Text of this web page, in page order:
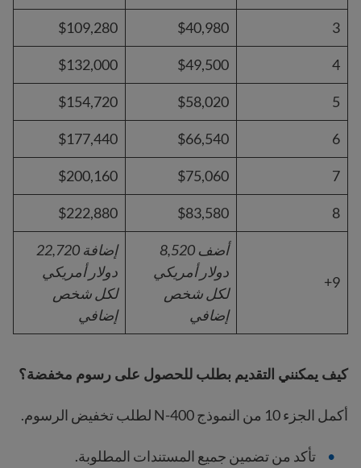
3
$40,980
$109,280
4
$49,500
$132,000
5
$58,020
$154,720
6
$66,540
$177,440
7
$75,060
$200,160
8
$83,580
$222,880
9+
أضف 8,520
دولار أمريكي
لكل شخص
إضافي
إضافة 22,720
دولار أمريكي
لكل شخص
إضافي
كيف يمكنني التقديم بطلب للحصول على رسوم مخفضة؟
أكمل الجزء 10 من النموذج N-400 لطلب تخفيض الرسوم.
تأكد من تضمين جميع المستندات المطلوبة.